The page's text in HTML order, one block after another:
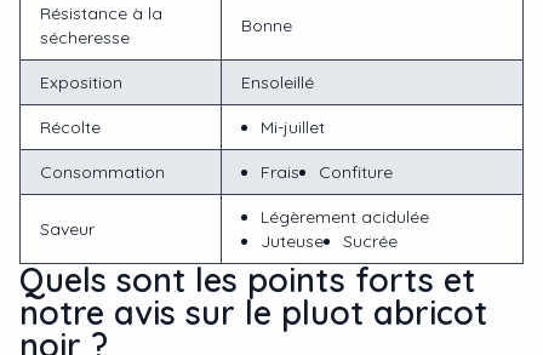
Résistance à la
sécheresse
Bonne
Exposition Ensoleillé
Récolte Mi-juillet
Consommation Frais Confiture
Saveur
Légèrement acidulée
Juteuse
Sucrée
Quels sont les points forts et
notre avis sur le pluot abricot
noir ?